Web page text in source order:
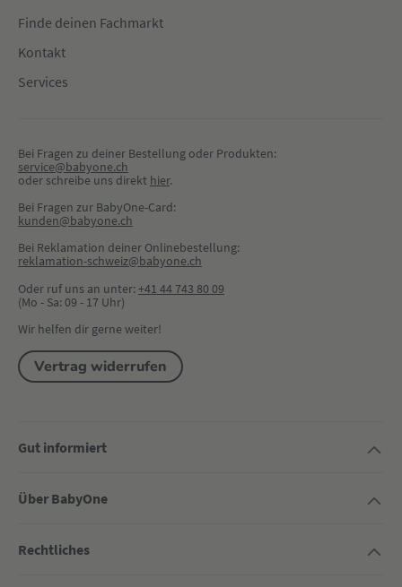
Finde deinen Fachmarkt
Kontakt
Services
Bei Fragen zu deiner Bestellung oder Produkten:
service@babyone.ch
oder schreibe uns direkt hier.
Bei Fragen zur BabyOne-Card:
kunden@babyone.ch
Bei Reklamation deiner Onlinebestellung:
reklamation-schweiz@babyone.ch
Oder ruf uns an unter:+41 44 743 80 09
(Mo - Sa: 09 - 17 Uhr)
Wir helfen dir gerne weiter!
Vertrag widerrufen
Gut informiert
Über BabyOne
Rechtliches